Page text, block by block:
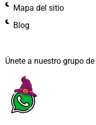
Mapa del sitio
Blog
Únete a nuestro grupo